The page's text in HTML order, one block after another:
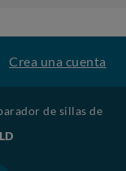
Crea una cuenta
de sillas de